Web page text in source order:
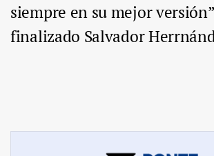
siempre en su mejor
finalizado Salvador